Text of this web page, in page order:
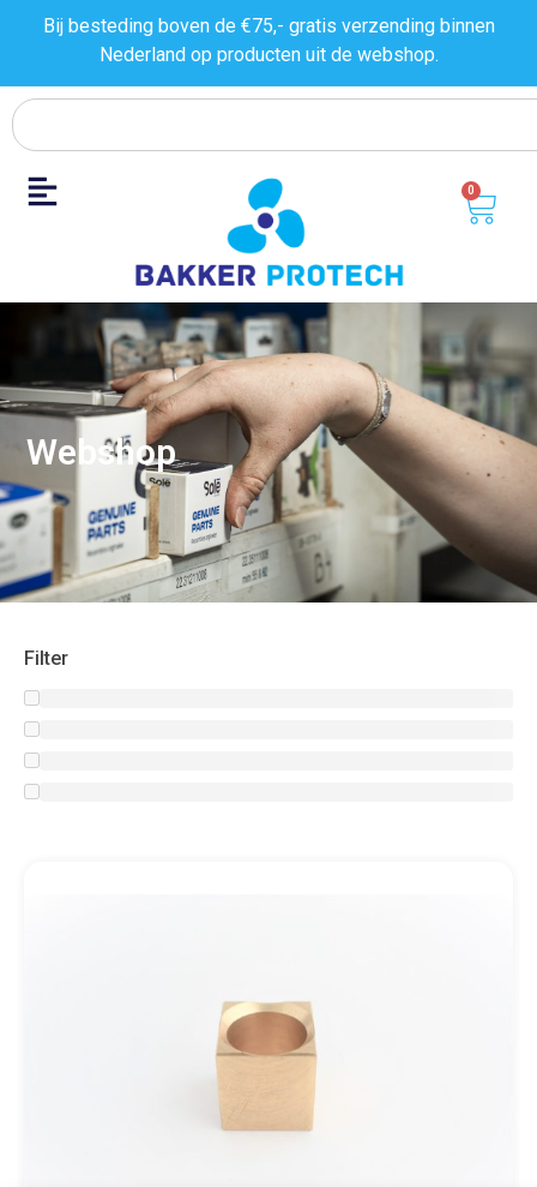
Bij besteding boven de €75,- gratis verzending binnen
Nederland op producten uit de webshop.
0
Webshop
Filter